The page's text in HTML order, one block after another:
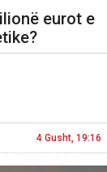
eurot e
4 Gusht, 19:16